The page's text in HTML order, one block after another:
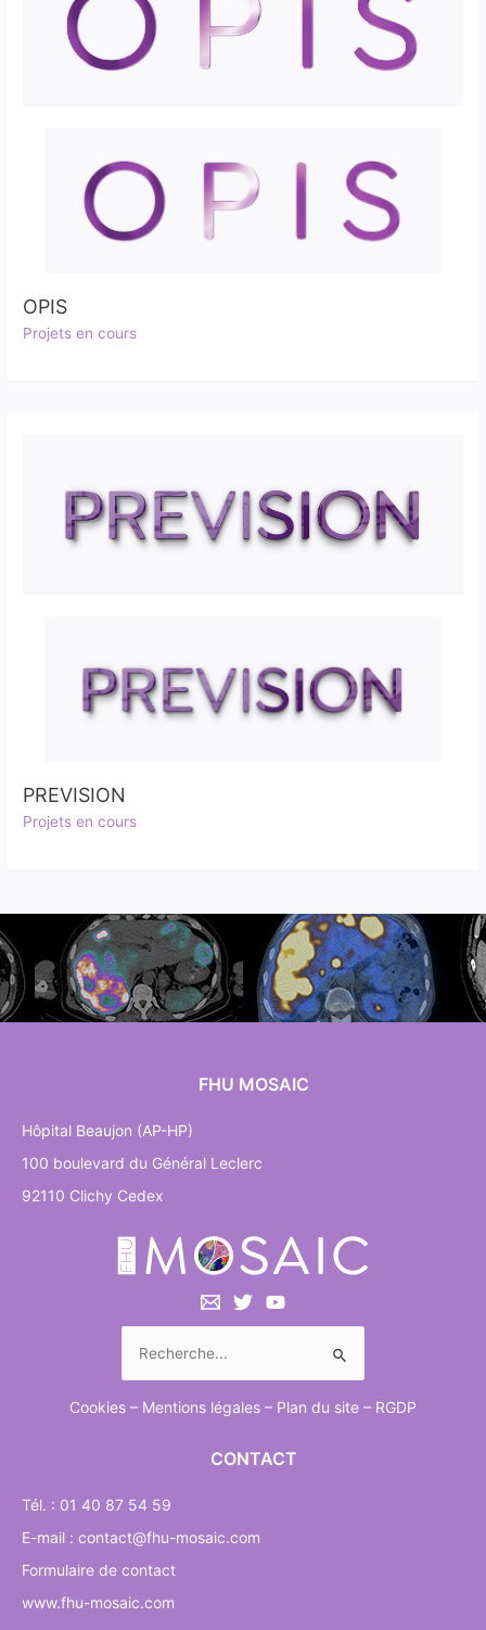
OPIS
Projets en cours
PREVISION
Projets en cours
FHU MOSAIC
Hôpital Beaujon (AP-HP)
100 boulevard du Général Leclerc
92110 Clichy Cedex
Cookies – Mentions légales – Plan du site – RGDP
CONTACT
Tél. : 01 40 87 54 59
E-mail : contact@fhu-mosaic.com
Formulaire de contact
www.fhu-mosaic.com